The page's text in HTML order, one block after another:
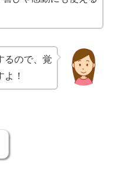
るので、覚
！